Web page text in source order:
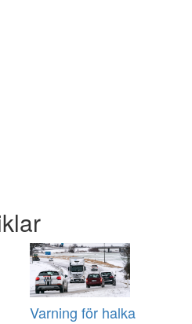
Varning för halka